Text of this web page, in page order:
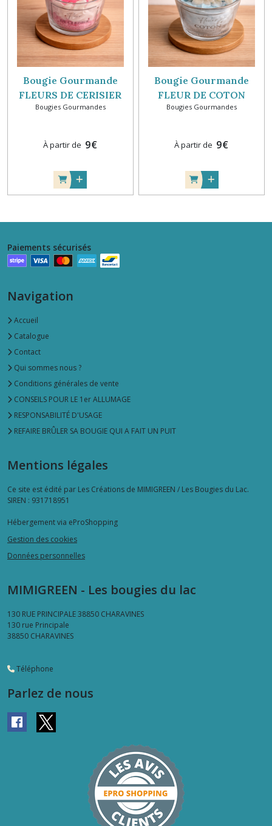
Bougie Gourmande
FLEURS DE CERISIER
Bougies Gourmandes
À partir de 9€
Bougie Gourmande
FLEUR DE COTON
Bougies Gourmandes
À partir de 9€
Paiements sécurisés
Navigation
Accueil
Catalogue
Contact
Qui sommes nous ?
Conditions générales de vente
CONSEILS POUR LE 1er ALLUMAGE
RESPONSABILITÉ D'USAGE
REFAIRE BRÛLER SA BOUGIE QUI A FAIT UN PUIT
Mentions légales
Ce site est édité par Les Créations de MIMIGREEN / Les Bougies du Lac.
SIREN : 931718951
Hébergement via eProShopping
Gestion des cookies
Données personnelles
MIMIGREEN - Les bougies du lac
130 RUE PRINCIPALE 38850 CHARAVINES
130 rue Principale
38850 CHARAVINES
Téléphone
Parlez de nous